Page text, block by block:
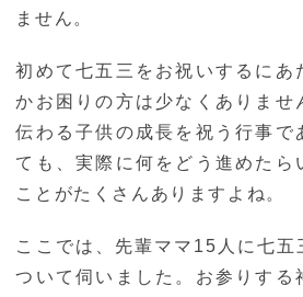
ません。
初めて七五三をお祝いするにあ
かお困りの方は少なくありませ
伝わる子供の成長を祝う行事で
ても、実際に何をどう進めたら
ことがたくさんありますよね。
ここでは、先輩ママ15人に七五
ついて伺いました。お参りする